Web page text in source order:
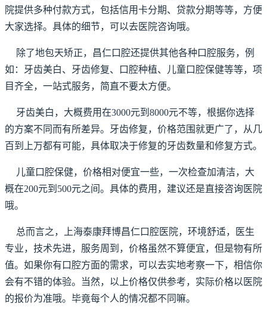
院提供多种付款方式，包括信用卡分期、贷款分期等等，方便
大家选择。具体的细节，可以去医院咨询哦。
除了地包天矫正，昌仁口腔还提供其他各种口腔服务，例
如：牙齿美白、牙齿修复、口腔种植、儿童口腔保健等等，项
目齐全，一站式服务，简直不要太方便。
牙齿美白，大概费用在3000元到8000元不等，根据你选择
的方案不同而有所差异。牙齿修复，价格范围就更广了，从几
百到上万都有可能，具体取决于修复的牙齿数量和修复方式。
儿童口腔保健，价格相对便宜一些，一次检查加清洁，大
概在200元到500元之间。具体的费用，建议还是直接咨询医院
哦。
总而言之，上海泰康拜博昌仁口腔医院，环境舒适，医生
专业，技术先进，服务周到，价格虽然不算便宜，但是物有所
值。如果你有口腔方面的需求，可以去实地考察一下，相信你
会有不错的体验。当然，以上价格仅供参考，实际价格以医院
的报价为准哦。毕竟每个人的情况都不同嘛。